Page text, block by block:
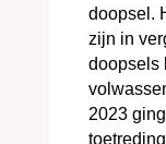
doopsel.
zijn in
doopsels
2023